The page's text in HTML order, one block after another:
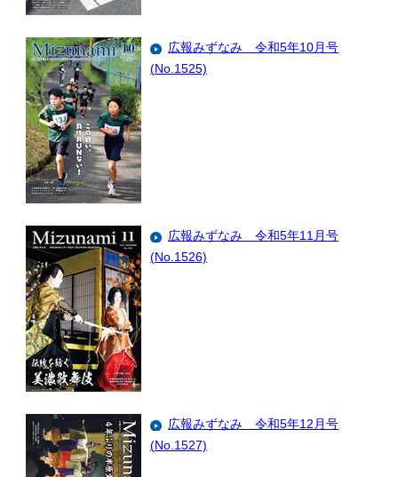
広報みずなみ 令和5年10月号
(No.1525)
広報みずなみ 令和5年11月号
(No.1526)
広報みずなみ 令和5年12月号
(No.1527)